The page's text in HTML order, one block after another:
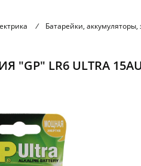
/ Батарейки,
"GP" LR6 ULTRA